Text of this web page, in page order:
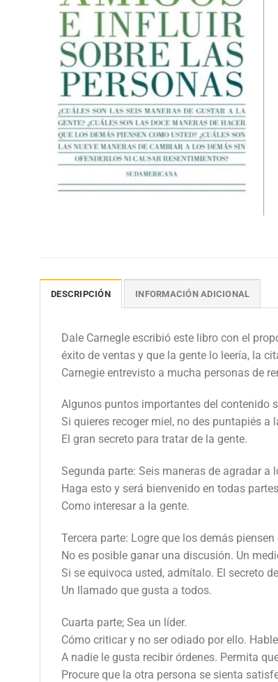
DESCRIPCIÓN INFORMACIÓN ADICIONAL
Dale Carnegle escribió este libro con el
éxito de ventas y que la gente lo leería, la
Carnegie entrevisto a mucha personas de
Algunos puntos importantes del contenido
Si quieres recoger miel, no des puntapiés a
El gran secreto para tratar de la gente.
Segunda parte: Seis maneras de agradar a
Haga esto y será bienvenido en todas
Como interesar a la gente.
Tercera parte: Logre que los demás
No es posible ganar una discusión. Un
Si se equivoca usted, admítalo. El secreto
Un llamado que gusta a todos.
Cuarta parte; Sea un líder.
Cómo criticar y no ser odiado por ello.
A nadie le gusta recibir órdenes. Permita
Procure que la otra persona se sienta